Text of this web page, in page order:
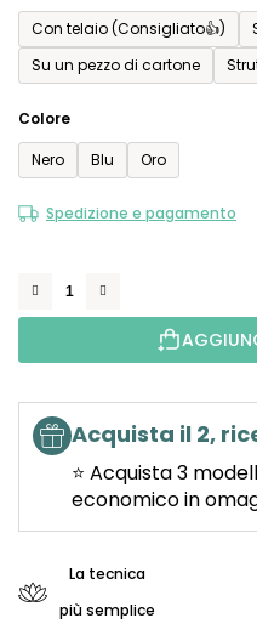
Con telaio (Consigliato👍)
Su un pezzo di cartone
Colore
Nero
Blu Oro
Spedizione e pagamento
Acquista il 2,
⭐ Acquista 3
economico in
La tecnica
più semplice